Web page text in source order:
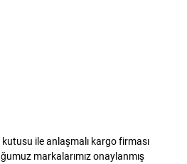
kutusu ile anlaşmalı kargo firması
markalarımız onaylanmış